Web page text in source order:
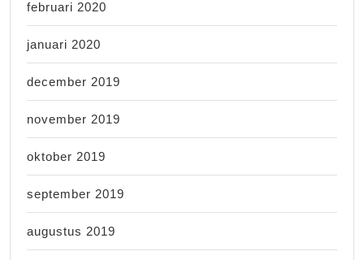
februari 2020
januari 2020
december 2019
november 2019
oktober 2019
september 2019
augustus 2019